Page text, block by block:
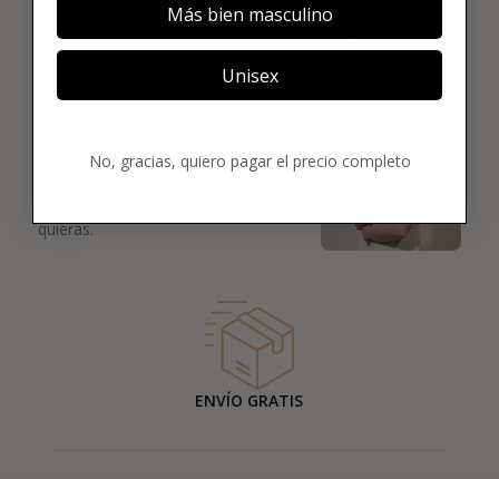
03
CADA MES
quieras.
ENVÍO GRATIS
Más bien masculino
Unisex
No, gracias, quiero pagar el precio completo